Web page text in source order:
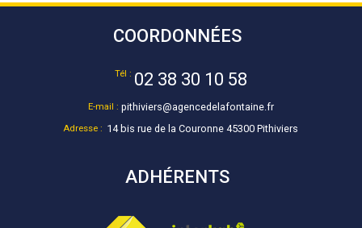
COORDONNÉES
Tél : 02 38 30 10 58
E-mail : pithiviers@agencedelafontaine.fr
Adresse : 14 bis rue de la Couronne 45300 Pithiviers
ADHÉRENTS